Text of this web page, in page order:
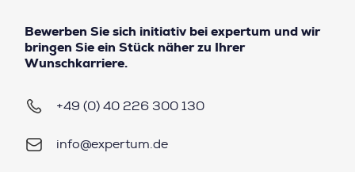
Bewerben Sie sich initiativ bei expertum und wir
bringen Sie ein Stück näher zu Ihrer
Wunschkarriere.
+49 (0) 40 226 300 130
info@expertum.de